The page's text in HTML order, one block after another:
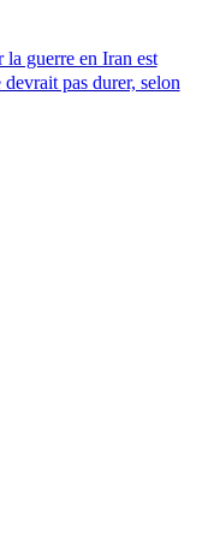
la guerre en Iran est
pas durer, selon